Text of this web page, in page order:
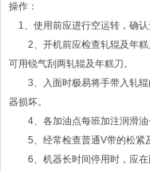
操作：
1、使用前应进行空运转，确
2、开机前应检查轧辊及年糕
可用锐气刮两轧辊及年糕刀。
3、入面时极易将手带入轧辊
器损坏。
4、各加油点每班加注润滑油
5、经常检查普通V带的松紧
6、机器长时间停用时，应在